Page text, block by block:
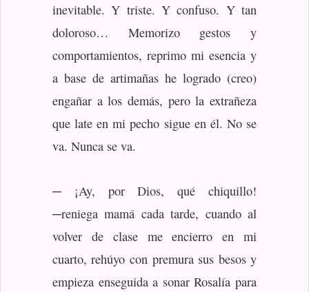
inevitable. Y triste. Y confuso. Y tan
doloroso… Memorizo gestos y
comportamientos, reprimo mi esencia y
a base de artimañas he logrado (creo)
engañar a los demás, pero la extrañeza
que late en mi pecho sigue en él. No se
va. Nunca se va.
─ ¡Ay, por Dios, qué chiquillo!
─reniega mamá cada tarde, cuando al
volver de clase me encierro en mi
cuarto, rehúyo con premura sus besos y
empieza enseguida a sonar Rosalía para